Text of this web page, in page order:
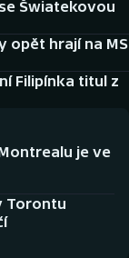
Šwiatekovou
opět hrají na MS
Filipínka titul z
je ve
Torontu